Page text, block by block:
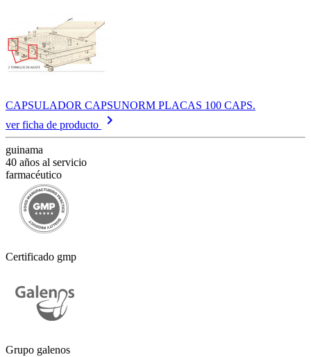
CAPSULADOR CAPSUNORM PLACAS 100 CAPS.
ver ficha de producto
keyboard_arrow_right
guinama
40 años al servicio
farmacéutico
Certificado gmp
Grupo galenos